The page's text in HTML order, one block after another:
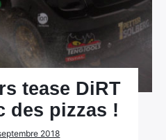
tease DiRT
des pizzas !
2018